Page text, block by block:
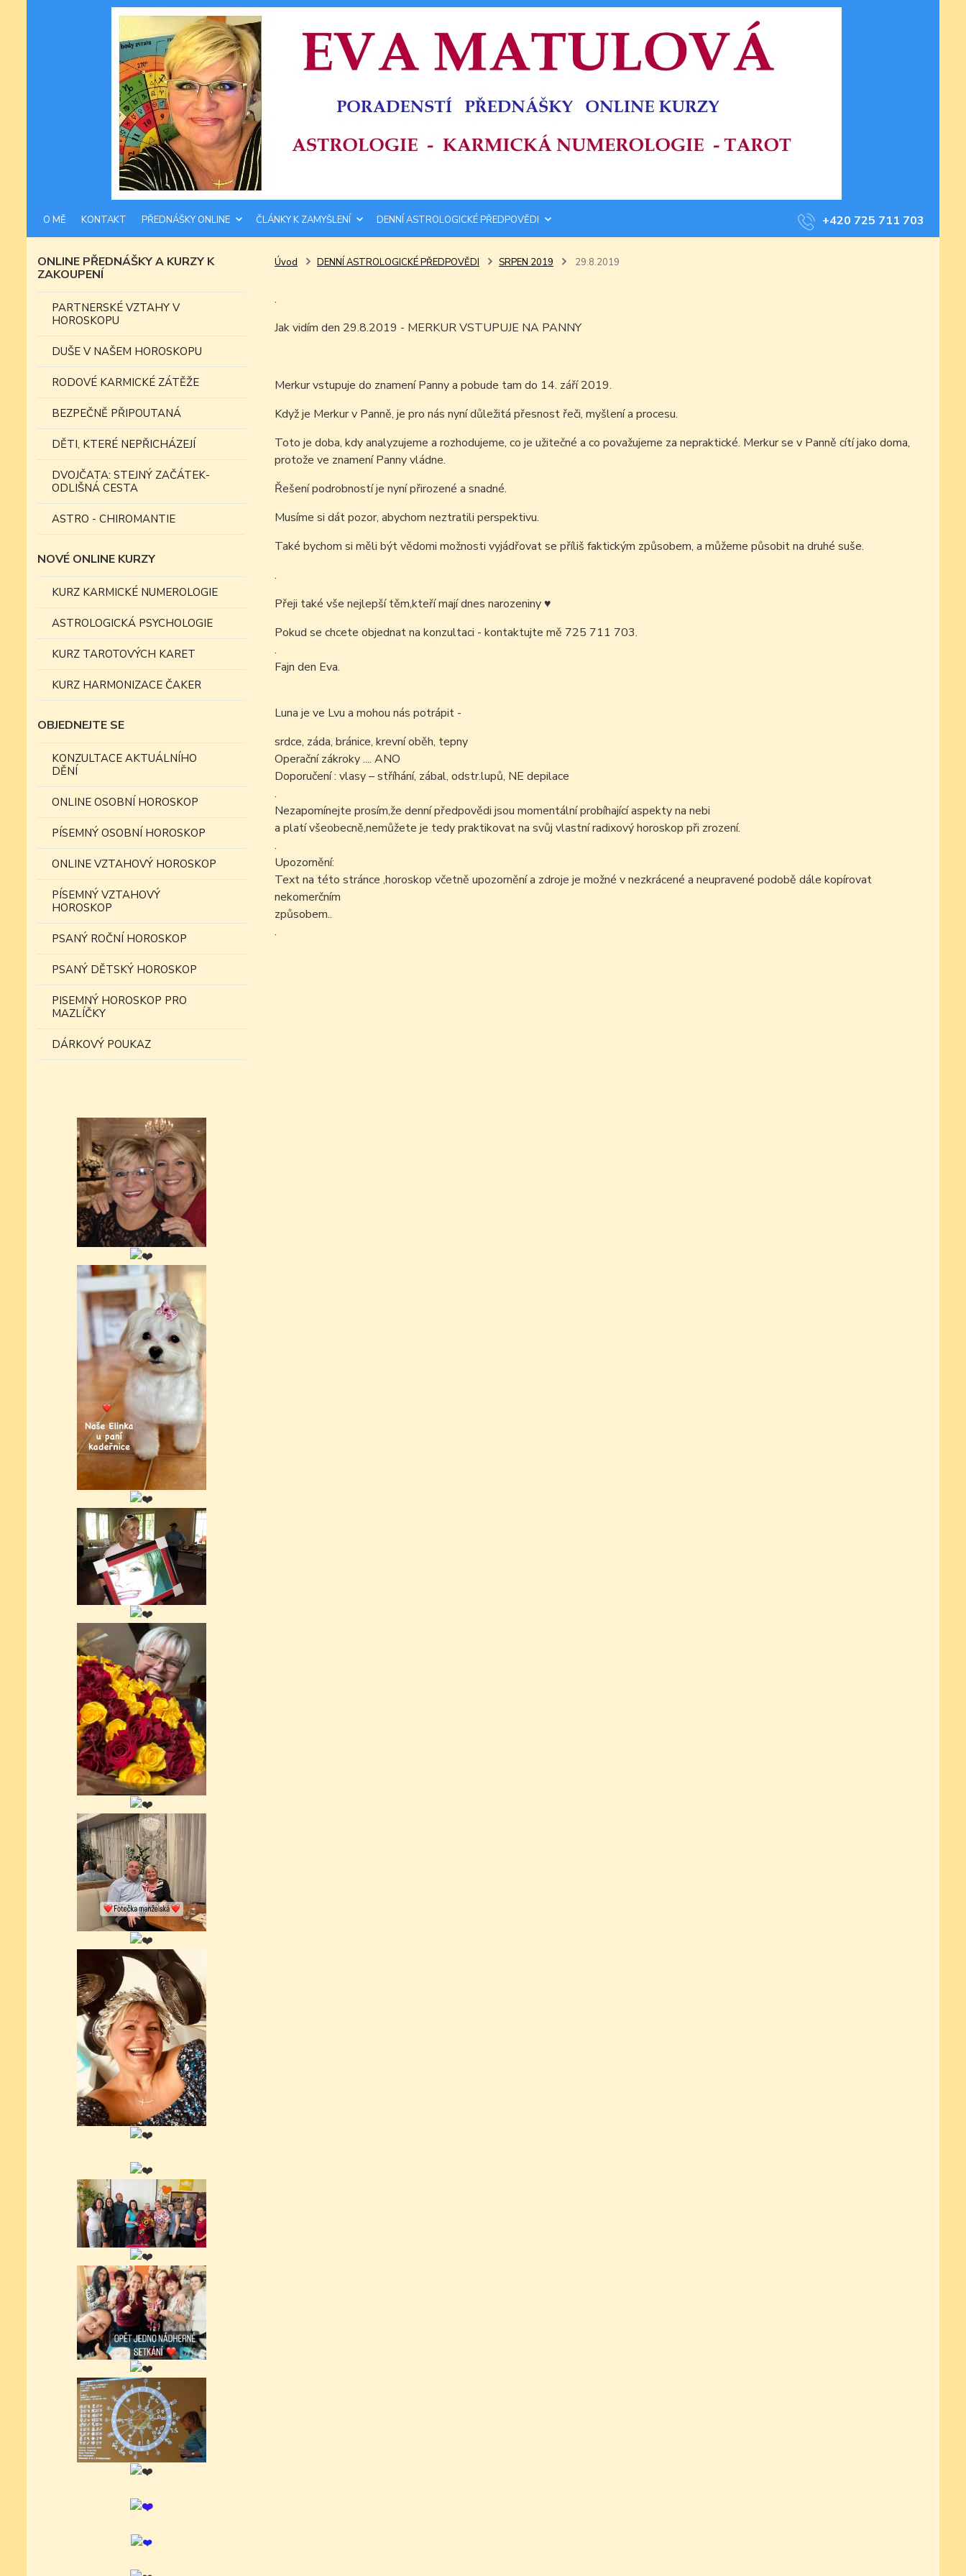
O MĚ KONTAKT PŘEDNÁŠKY ONLINE ČLÁNKY K ZAMYŠLENÍ DENNÍ ASTROLOGICKÉ PŘEDPOVĚDI +420 725 711 703
ONLINE PŘEDNÁŠKY A KURZY K
ZAKOUPENÍ
PARTNERSKÉ VZTAHY V
HOROSKOPU
DUŠE V NAŠEM HOROSKOPU
RODOVÉ KARMICKÉ ZÁTĚŽE
BEZPEČNĚ PŘIPOUTANÁ
DĚTI, KTERÉ NEPŘICHÁZEJÍ
DVOJČATA: STEJNÝ ZAČÁTEK-
ODLIŠNÁ CESTA
ASTRO - CHIROMANTIE
NOVÉ ONLINE KURZY
KURZ KARMICKÉ NUMEROLOGIE
ASTROLOGICKÁ PSYCHOLOGIE
KURZ TAROTOVÝCH KARET
KURZ HARMONIZACE ČAKER
OBJEDNEJTE SE
KONZULTACE AKTUÁLNÍHO
DĚNÍ
ONLINE OSOBNÍ HOROSKOP
PÍSEMNÝ OSOBNÍ HOROSKOP
ONLINE VZTAHOVÝ HOROSKOP
PÍSEMNÝ VZTAHOVÝ
HOROSKOP
PSANÝ ROČNÍ HOROSKOP
PSANÝ DĚTSKÝ HOROSKOP
PISEMNÝ HOROSKOP PRO
MAZLÍČKY
DÁRKOVÝ POUKAZ
Úvod DENNÍ ASTROLOGICKÉ PŘEDPOVĚDI SRPEN 2019 29.8.2019
.
Jak vidím den 29.8.2019 - MERKUR VSTUPUJE NA PANNY
Merkur vstupuje do znamení Panny a pobude tam do 14. září 2019.
Když je Merkur v Panně, je pro nás nyní důležitá přesnost řeči, myšlení a procesu.
Toto je doba, kdy analyzujeme a rozhodujeme, co je užitečné a co považujeme za nepraktické. Merkur se v Panně cítí jako doma,
protože ve znamení Panny vládne.
Řešení podrobností je nyní přirozené a snadné.
Musíme si dát pozor, abychom neztratili perspektivu.
Také bychom si měli být vědomi možnosti vyjádřovat se příliš faktickým způsobem, a můžeme působit na druhé suše.
.
Přeji také vše nejlepší těm,kteří mají dnes narozeniny♥
Pokud se chcete objednat na konzultaci - kontaktujte mě 725 711 703.
.
Fajn den Eva.
Luna je ve Lvu a mohou nás potrápit -
srdce, záda, bránice, krevní oběh, tepny
Operační zákroky .... ANO
Doporučení : vlasy – stříhání, zábal, odstr.lupů, NE depilace
.
Nezapomínejte prosím,že denní předpovědi jsou momentální probíhající aspekty na nebi
a platí všeobecně,nemůžete je tedy praktikovat na svůj vlastní radixový horoskop při zrození.
.
Upozornění:
Text na této stránce ,horoskop včetně upozornění a zdroje je možné v nezkrácené a neupravené podobě dále kopírovat
nekomerčním
způsobem..
.